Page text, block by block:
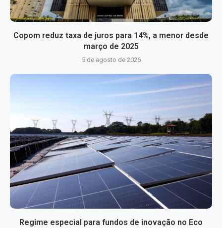
Copom reduz taxa de juros para 14%, a menor desde
março de 2025
5 de agosto de 2026
Regime especial para fundos de inovação no Eco